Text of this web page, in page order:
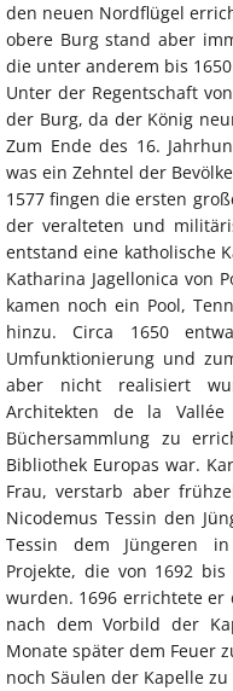
den neuen Nordflügel
obere Burg stand aber
die unter anderem bis
Unter der Regentschaft
der Burg, da der König
Zum Ende des 16.
was ein Zehntel der
1577 fingen die ersten
der veralteten und
entstand eine katholische
Katharina Jagellonica von
kamen noch ein Pool,
hinzu. Circa 1650
Umfunktionierung und
aber nicht realisiert
Architekten de la
Büchersammlung zu
Bibliothek Europas war.
Frau, verstarb aber
Nicodemus Tessin den
Tessin dem Jüngeren
Projekte, die von 1692
wurden. 1696 errichtete er
nach dem Vorbild der
Monate später dem Feuer
noch Säulen der Kapelle